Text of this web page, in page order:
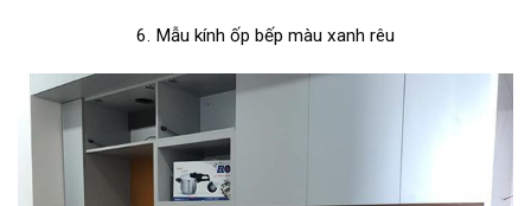
6. Mẫu kính ốp bếp màu xanh rêu